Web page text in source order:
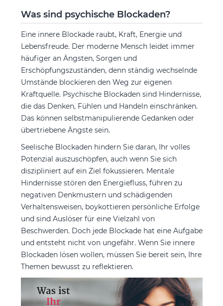
Was sind psychische Blockaden?
Eine innere Blockade raubt, Kraft, Energie und
Lebensfreude. Der moderne Mensch leidet immer
häufiger an Ängsten, Sorgen und
Erschöpfungszuständen, denn ständig wechselnde
Umstände blockieren den Weg zur eigenen
Kraftquelle. Psychische Blockaden sind Hindernisse,
die das Denken, Fühlen und Handeln einschränken.
Das können selbstmanipulierende Gedanken oder
übertriebene Ängste sein.
Seelische Blockaden hindern Sie daran, Ihr volles
Potenzial auszuschöpfen, auch wenn Sie sich
diszipliniert auf ein Ziel fokussieren. Mentale
Hindernisse stören den Energiefluss, führen zu
negativen Denkmustern und schädigenden
Verhaltensweisen, boykottieren persönliche Erfolge
und sind Auslöser für eine Vielzahl von
Beschwerden. Doch jede Blockade hat eine Aufgabe
und entsteht nicht von ungefähr. Wenn Sie innere
Blockaden lösen wollen, müssen Sie bereit sein, Ihre
Themen bewusst zu reflektieren.